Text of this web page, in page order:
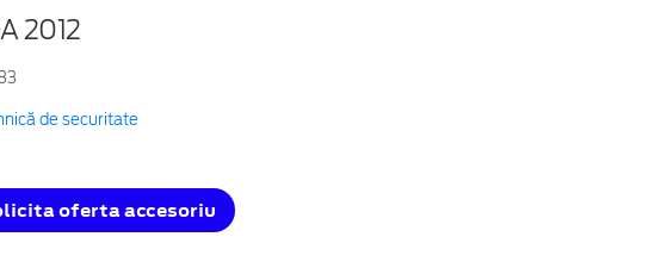
2012
de securitate
oferta accesoriu